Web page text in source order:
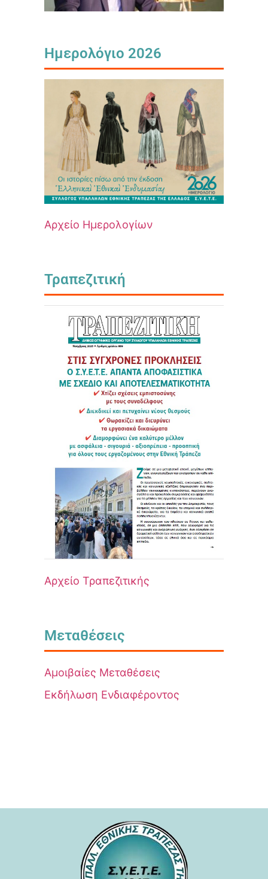
Ημερολόγιο 2026
Αρχείο Ημερολογίων
Τραπεζιτική
Αρχείο Τραπεζιτικής
Μεταθέσεις
Αμοιβαίες Μεταθέσεις
Εκδήλωση Ενδιαφέροντος